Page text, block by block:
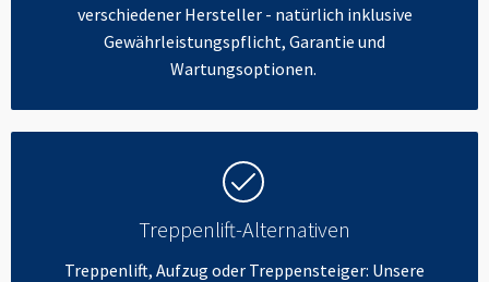
verschiedener Hersteller - natürlich inklusive
Gewährleistungspflicht, Garantie und
Wartungsoptionen.
Treppenlift-Alternativen
Treppenlift, Aufzug oder Treppensteiger: Unsere